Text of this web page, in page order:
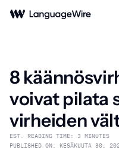
8
voivat pilata
virheiden
EST. READING TIME: 3 MINUTES
PUBLISHED ON: KESÄKUUTA 30,